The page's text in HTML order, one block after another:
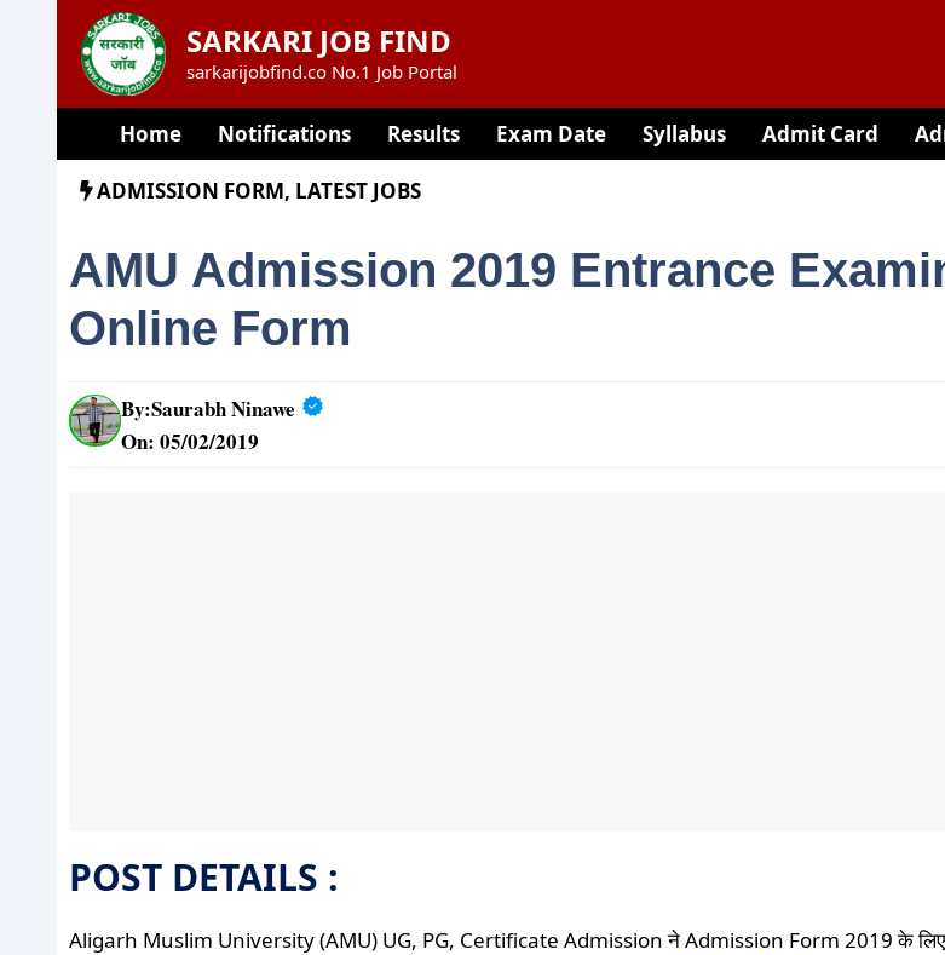
SARKARI JOB FIND
sarkarijobfind.co No.1 Job Portal
Home Notifications Results Exam Date Syllabus Admit Card
ADMISSION FORM, LATEST JOBS
AMU Admission 2019 Entrance
Online Form
By:Saurabh Ninawe
On: 05/02/2019
POST DETAILS :
Aligarh Muslim University (AMU) UG, PG, Certificate Admission ने Admission Form 2019 के लिए